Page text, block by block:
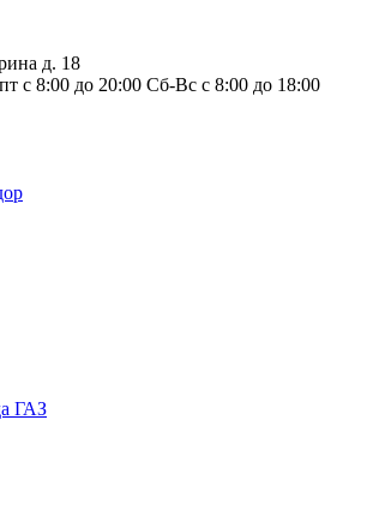
д. 18
с 8:00 до 20:00 Сб-Вс с 8:00 до 18:00
ГАЗ